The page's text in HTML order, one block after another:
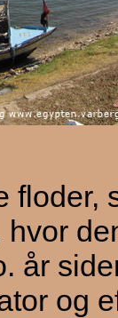
år
og